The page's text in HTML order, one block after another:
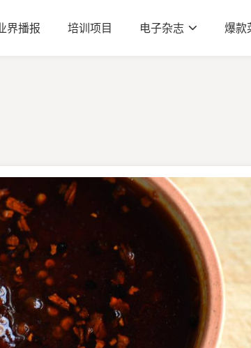
界播报 培训项目 电子杂志 爆款